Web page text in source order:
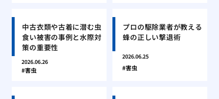
中古衣類や古着に潜む虫
食い被害の事例と水際対
策の重要性
2026.06.26
害虫
プロの駆除業者が教える
蜂の正しい撃退術
2026.06.25
害虫